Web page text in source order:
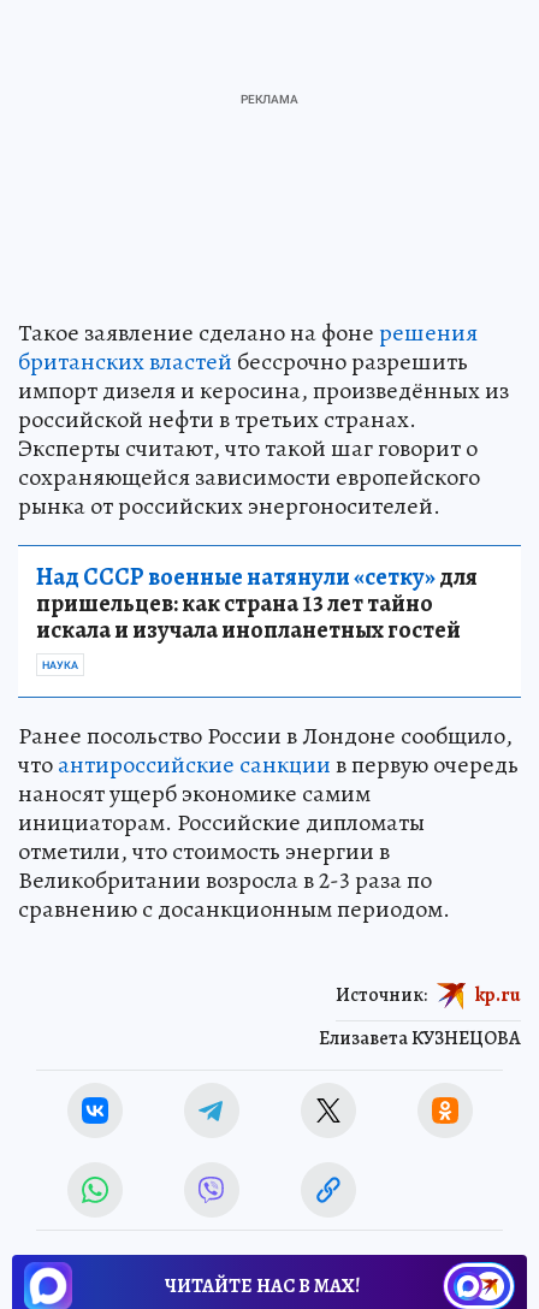
Такое заявление сделано на фонерешения
британских властей бессрочно разрешить
импорт дизеля и керосина, произведённых из
российской нефти в третьих странах.
Эксперты считают, что такой шаг говорит о
сохраняющейся зависимости европейского
рынка от российских энергоносителей.
Над СССР военные натянули «сетку»для
пришельцев: как страна 13 лет тайно
искала и изучала инопланетных гостей
НАУКА
Ранее посольство России в Лондоне сообщило,
чтоантироссийские санкциив первую очередь
наносят ущерб экономике самим
инициаторам. Российские дипломаты
отметили, что стоимость энергии в
Великобритании возросла в 2-3 раза по
сравнению с досанкционным периодом.
Елизавета КУЗНЕЦОВА
Источник: kp.ru
ЧИТАЙТЕ НАС В МАХ!